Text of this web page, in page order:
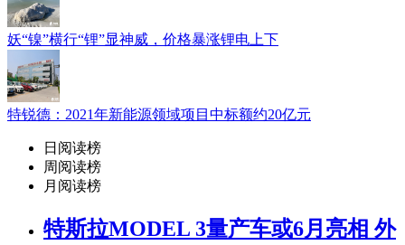
妖“镍”横行“锂”显神威，价格暴涨锂电上下
特锐德：2021年新能源领域项目中标额约20亿元
日阅读榜
周阅读榜
月阅读榜
特斯拉MODEL 3量产车或6月亮相 外